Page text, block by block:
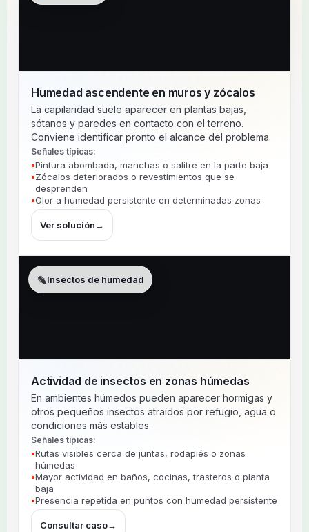
Humedad ascendente en muros y zócalos
La capilaridad suele aparecer en plantas bajas,
sótanos y paredes en contacto con el terreno.
Conviene identificar pronto el alcance del problema.
Señales típicas:
Pintura abombada, manchas o salitre en la parte baja
Zócalos deteriorados o revestimientos que se
desprenden
Olor a humedad persistente en determinadas zonas
Ver solución→
Insectos de humedad
Actividad de insectos en zonas húmedas
En ambientes húmedos pueden aparecer hormigas y
otros pequeños insectos atraídos por refugio, agua o
condiciones más estables.
Señales típicas:
Rutas visibles cerca de juntas, rodapiés o zonas
húmedas
Mayor actividad en baños, cocinas, trasteros o planta
baja
Presencia repetida en puntos con humedad persistente
Consultar caso→